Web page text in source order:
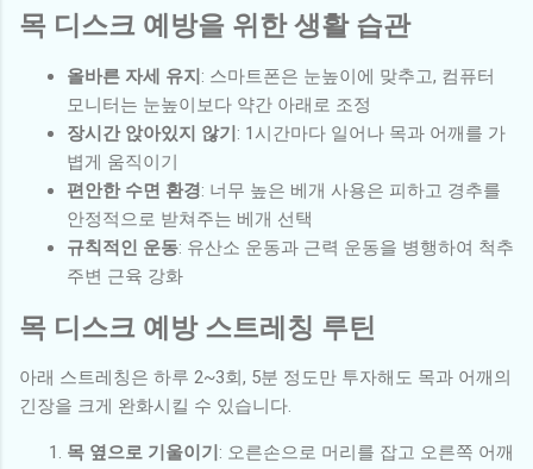
목 디스크 예방을 위한 생활 습관
올바른 자세 유지 : 스마트폰은 눈높이에 맞추고, 컴퓨터
모니터는 눈높이보다 약간 아래로 조정
장시간 앉아있지 않기 : 1시간마다 일어나 목과 어깨를 가
볍게 움직이기
편안한 수면 환경: 너무 높은 베개 사용은 피하고 경추를
안정적으로 받쳐주는 베개 선택
규칙적인 운동: 유산소 운동과 근력 운동을 병행하여 척추
주변 근육 강화
목 디스크 예방 스트레칭 루틴
아래 스트레칭은 하루 2~3회, 5분 정도만 투자해도 목과 어깨의
긴장을 크게 완화시킬 수 있습니다.
목 옆으로 기울이기 : 오른손으로 머리를 잡고 오른쪽 어깨